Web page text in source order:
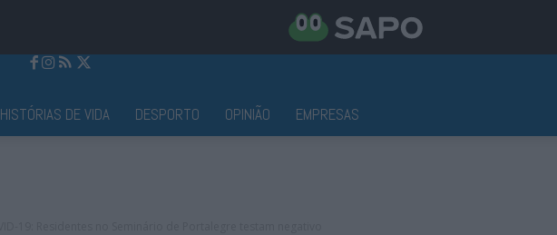
HISTÓRIAS DE VIDA DESPORTO OPINIÃO EMPRESAS